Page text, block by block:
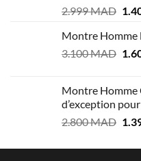
2.999MAD Le
Montre Homme
3.100MAD Le
Montre Homme
d’exception
2.800MAD Le